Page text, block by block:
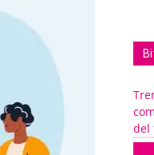
del